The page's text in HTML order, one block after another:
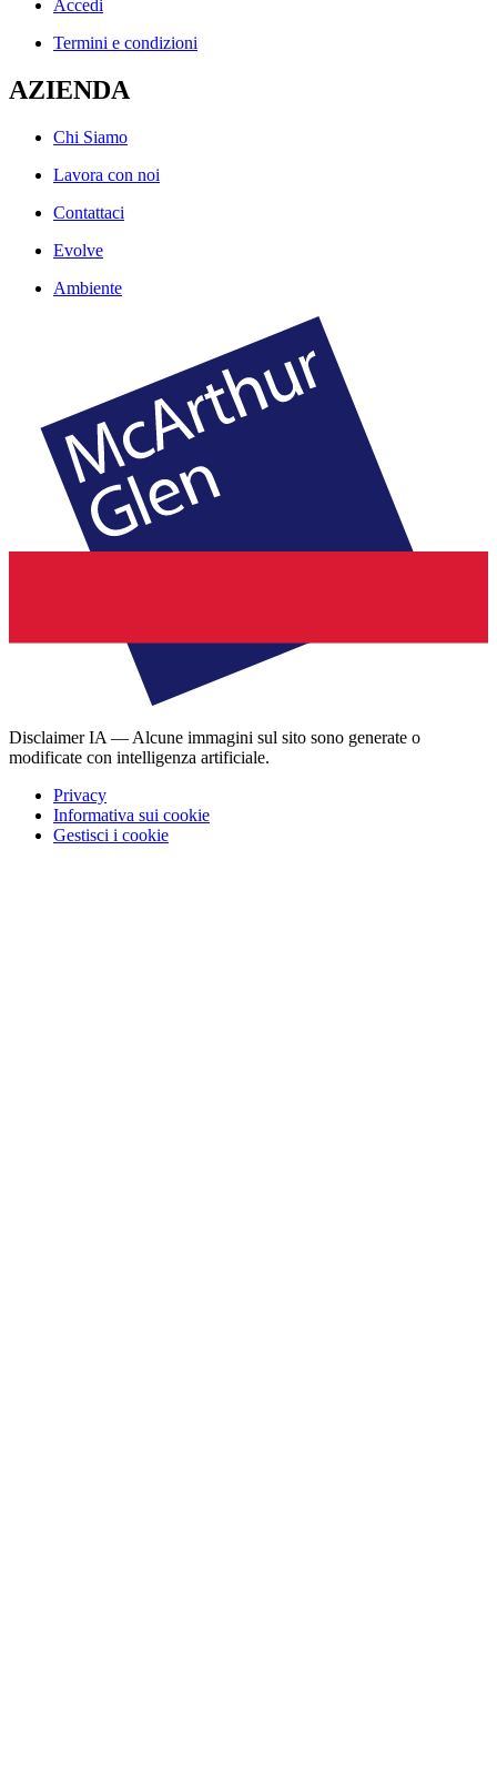
Accedi
Termini e condizioni
AZIENDA
Chi Siamo
Lavora con noi
Contattaci
Evolve
Ambiente
Disclaimer IA — Alcune immagini sul sito sono generate o
modificate con intelligenza artificiale.
Privacy
Informativa sui cookie
Gestisci i cookie